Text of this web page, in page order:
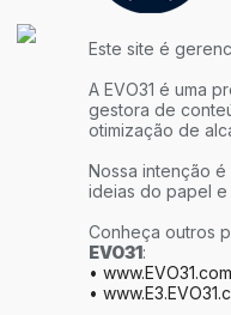
Este site é
A EVO31 é uma
gestora de
otimização de
Nossa intenção
ideias do papel
Conheça outros
EVO31:
• www.EVO31.com
•